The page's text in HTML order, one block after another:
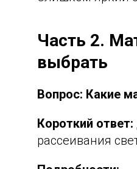
Часть 2.
выбрать
Вопрос: Какие
Короткий ответ:
рассеивания